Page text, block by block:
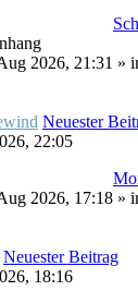
2026, 21:31 »
Neuester
22:05
2026, 17:18 »
Neuester Beitrag
18:16